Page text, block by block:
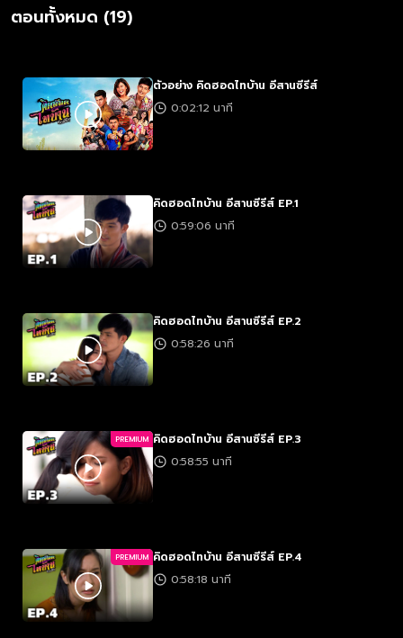
ตอนทั้งหมด (19)
ตัวอย่าง คิดฮอดไทบ้าน อีสานซีรีส์
0:02:12 นาที
คิดฮอดไทบ้าน อีสานซีรีส์ EP.1
0:59:06 นาที
คิดฮอดไทบ้าน อีสานซีรีส์ EP.2
0:58:26 นาที
PREMIUM คิดฮอดไทบ้าน อีสานซีรีส์ EP.3
0:58:55 นาที
PREMIUM คิดฮอดไทบ้าน อีสานซีรีส์ EP.4
0:58:18 นาที